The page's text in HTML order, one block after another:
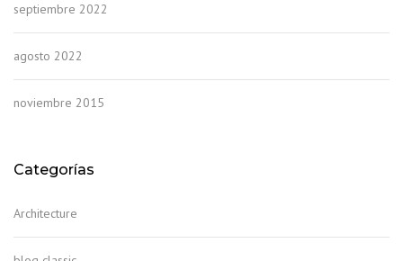
septiembre 2022
agosto 2022
noviembre 2015
Categorías
Architecture